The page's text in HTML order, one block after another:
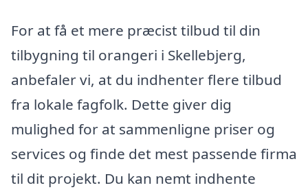
For at få et mere præcist tilbud til din
tilbygning til orangeri i Skellebjerg,
anbefaler vi, at du indhenter flere tilbud
fra lokale fagfolk. Dette giver dig
mulighed for at sammenligne priser og
services og finde det mest passende firma
til dit projekt. Du kan nemt indhente